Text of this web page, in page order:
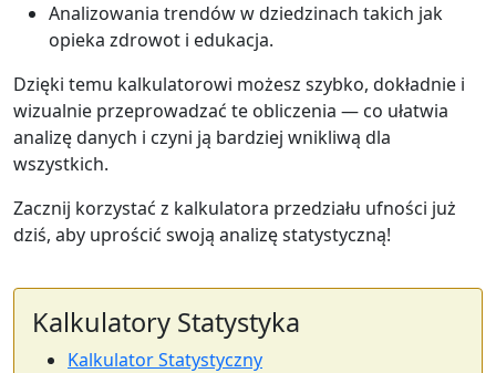
Analizowania trendów w dziedzinach takich jak
opieka zdrowot i edukacja.
Dzięki temu kalkulatorowi możesz szybko, dokładnie i
wizualnie przeprowadzać te obliczenia — co ułatwia
analizę danych i czyni ją bardziej wnikliwą dla
wszystkich.
Zacznij korzystać z kalkulatora przedziału ufności już
dziś, aby uprościć swoją analizę statystyczną!
Kalkulatory Statystyka
Kalkulator Statystyczny